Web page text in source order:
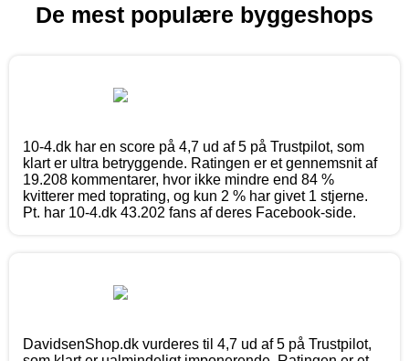
De mest populære byggeshops
10-4.dk har en score på 4,7 ud af 5 på Trustpilot, som
klart er ultra betryggende. Ratingen er et gennemsnit af
19.208 kommentarer, hvor ikke mindre end 84 %
kvitterer med toprating, og kun 2 % har givet 1 stjerne.
Pt. har 10-4.dk 43.202 fans af deres Facebook-side.
DavidsenShop.dk vurderes til 4,7 ud af 5 på Trustpilot,